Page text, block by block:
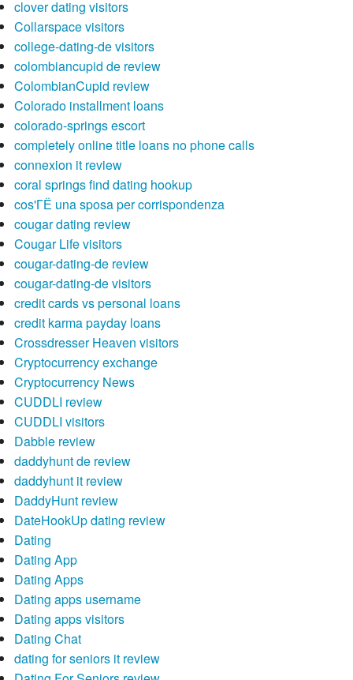
clover dating visitors
Collarspace visitors
college-dating-de visitors
colombiancupid de review
ColombianCupid review
Colorado installment loans
colorado-springs escort
completely online title loans no phone calls
connexion it review
coral springs find dating hookup
cos'ГЁ una sposa per corrispondenza
cougar dating review
Cougar Life visitors
cougar-dating-de review
cougar-dating-de visitors
credit cards vs personal loans
credit karma payday loans
Crossdresser Heaven visitors
Cryptocurrency exchange
Cryptocurrency News
CUDDLI review
CUDDLI visitors
Dabble review
daddyhunt de review
daddyhunt it review
DaddyHunt review
DateHookUp dating review
Dating
Dating App
Dating Apps
Dating apps username
Dating apps visitors
Dating Chat
dating for seniors it review